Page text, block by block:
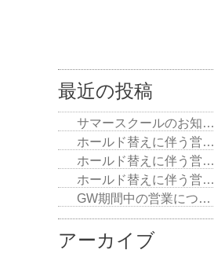
最近の投稿
サマースクールのお知…
ホールド替えに伴う営…
ホールド替えに伴う営…
ホールド替えに伴う営…
GW期間中の営業につ…
アーカイブ